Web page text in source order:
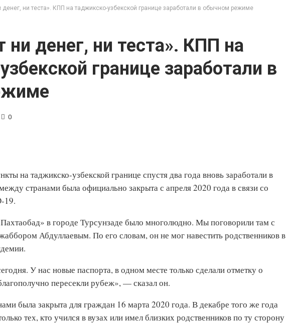
денег, ни теста». КПП на таджикско-узбекской границе заработали в обычном режиме
ни денег, ни теста». КПП на
границе заработали в
0
на таджикско-узбекской границе спустя два года вновь заработали в
странами была официально закрыта с апреля 2020 года в связи со
19.
в городе Турсунзаде было многолюдно. Мы поговорили там с
Абдуллаевым. По его словам, он не мог навестить родственников в
У нас новые паспорта, в одном месте только сделали отметку о
пересекли рубеж», — сказал он.
была закрыта для граждан 16 марта 2020 года. В декабре того же года
тех, кто учился в вузах или имел близких родственников по ту сторону